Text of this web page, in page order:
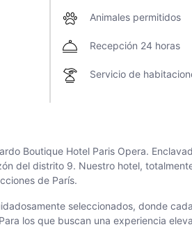
Animales permitidos
Recepción 24 horas
Servicio de
Boutique Hotel Paris Opera.
del distrito 9. Nuestro hotel,
de París.
seleccionados, donde
los que buscan una experiencia